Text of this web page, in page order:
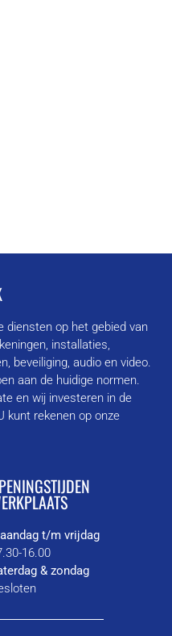
diensten op het gebied van
installaties,
beveiliging, audio en video.
aan de huidige normen.
en wij investeren in de
kunt rekenen op onze
t/m vrijdag
16.00
& zondag